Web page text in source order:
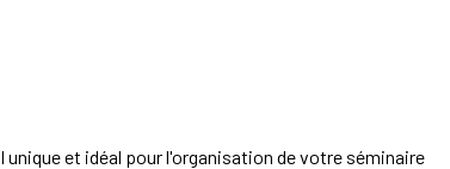
et idéal pour l'organisation de votre séminaire